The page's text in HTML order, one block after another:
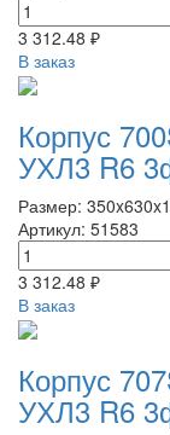
3 312.48 ₽
В заказ
Корпус
УХЛ3 R6
Размер:
Артикул: 51583
3 312.48 ₽
В заказ
Корпус
УХЛ3 R6